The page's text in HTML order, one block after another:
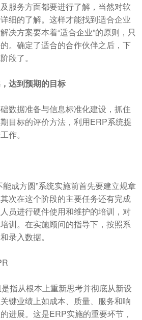
服务方面都要进行了解，当然对软
细的了解。这样才能找到适合企业
决方案要本着“适合企业”的原则，只
。确定了适合的合作伙伴之后，下
段了。
达到预期的目标
据准备与信息标准化建设，抓住
目标的评价方法，利用ERP系统提
作。
成方圆”系统实施前首先要建立规章
次在这个阶段的主要任务还有完成
员进行硬件使用和维护的培训，对
训。在实施顾问的指导下，按照系
录入数据。
从根本上重新思考并彻底从新设
键业绩上如成本、质量、服务和响
进展。这是ERP实施的重要环节，